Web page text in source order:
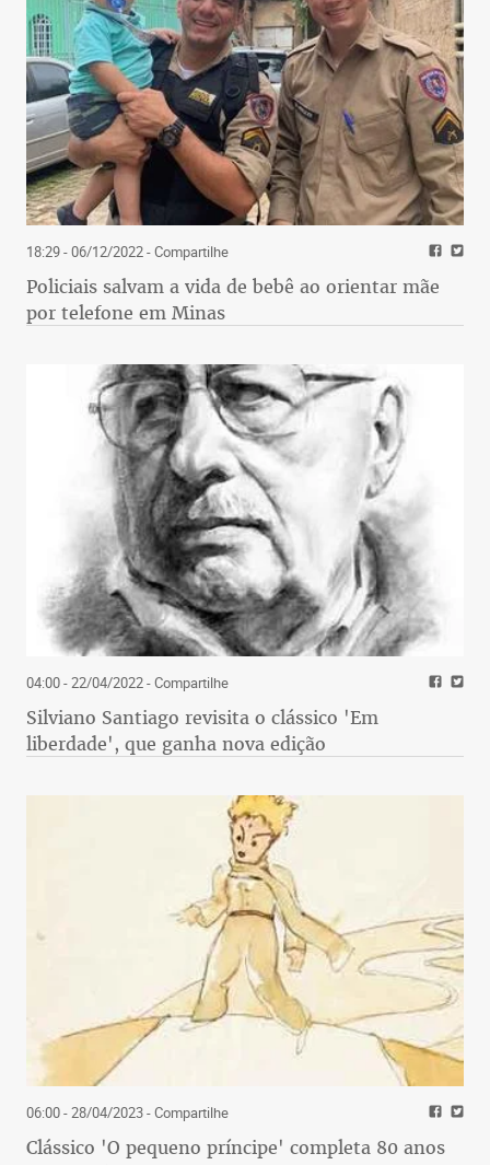
18:29 - 06/12/2022- Compartilhe
Policiais salvam a vida de bebê ao orientar mãe
por telefone em Minas
04:00 - 22/04/2022- Compartilhe
Silviano Santiago revisita o clássico 'Em
liberdade', que ganha nova edição
06:00 - 28/04/2023- Compartilhe
Clássico 'O pequeno príncipe' completa 80 anos